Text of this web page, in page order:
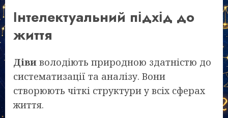
Інтелектуальний підхід до
життя
Діви володіють природною здатністю до
систематизації та аналізу. Вони
створюють чіткі структури у всіх сферах
життя.